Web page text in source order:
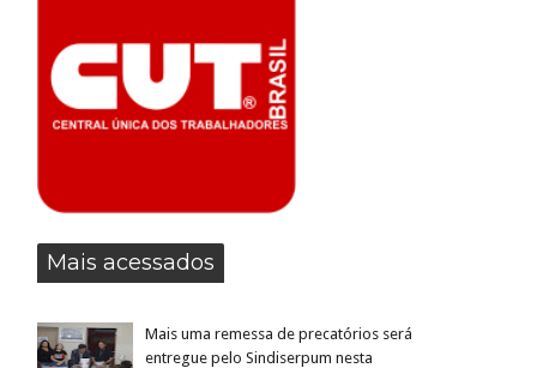
Mais acessados
Mais uma remessa de precatórios será
entregue pelo Sindiserpum nesta